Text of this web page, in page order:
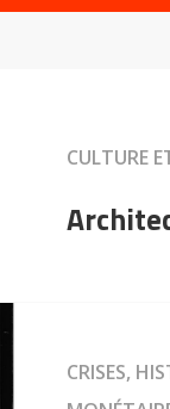
CULTURE
CRISES,